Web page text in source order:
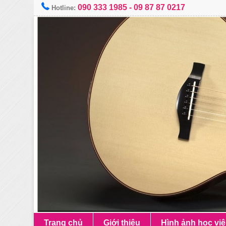
Hotline:090 333 1985 -09 87 87 0217
Trang chủ Giới thiệu Hình ảnh học